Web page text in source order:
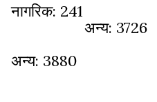
नागरिक: 241
अन्य: 3880
अन्य: 3726